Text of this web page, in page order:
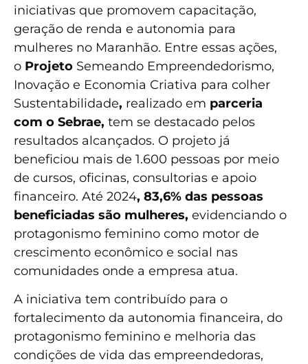
iniciativas que promovem capacitação,
geração de renda e autonomia para
mulheres no Maranhão. Entre essas ações,
o Projeto Semeando Empreendedorismo,
Inovação e Economia Criativa para colher
Sustentabilidade, realizado em parceria
com o Sebrae, tem se destacado pelos
resultados alcançados. O projeto já
beneficiou mais de 1.600 pessoas por meio
de cursos, oficinas, consultorias e apoio
financeiro. Até 2024, 83,6% das pessoas
beneficiadas são mulheres, evidenciando o
protagonismo feminino como motor de
crescimento econômico e social nas
comunidades onde a empresa atua.
A iniciativa tem contribuído para o
fortalecimento da autonomia financeira, do
protagonismo feminino e melhoria das
condições de vida das empreendedoras,